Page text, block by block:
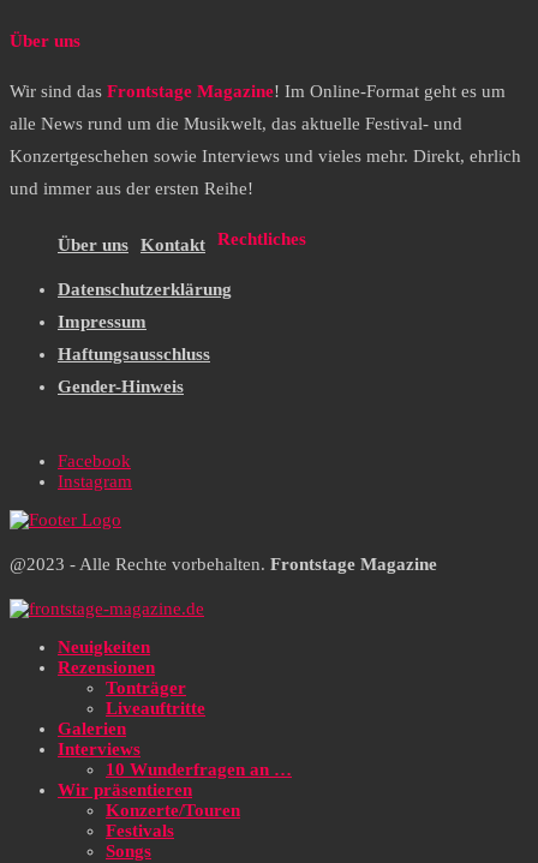
Über uns
Wir sind das Frontstage Magazine! Im Online-Format geht es um
alle News rund um die Musikwelt, das aktuelle Festival- und
Konzertgeschehen sowie Interviews und vieles mehr. Direkt, ehrlich
und immer aus der ersten Reihe!
Über uns Kontakt Rechtliches
Datenschutzerklärung
Impressum
Haftungsausschluss
Gender-Hinweis
Facebook
Instagram
@2023 - Alle Rechte vorbehalten. Frontstage Magazine
Neuigkeiten
Rezensionen
Tonträger
Liveauftritte
Galerien
Interviews
10 Wunderfragen an …
Wir präsentieren
Konzerte/Touren
Festivals
Songs